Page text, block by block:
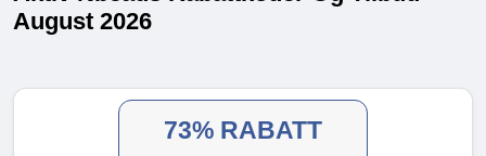
August 2026
73% RABATT